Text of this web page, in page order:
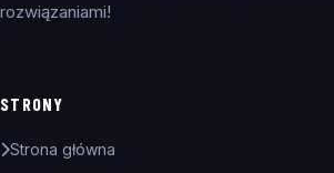
rozwiązaniami!
STRONY
Strona główna